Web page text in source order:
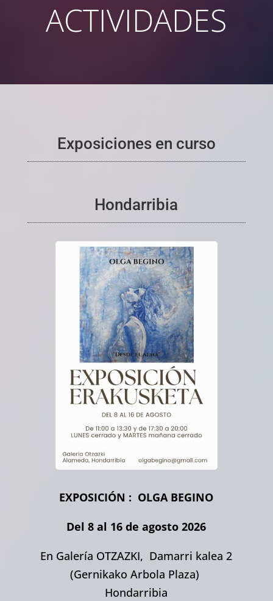
ACTIVIDADES
Exposiciones en curso
Hondarribia
EXPOSICIÓN : OLGA BEGINO
Del 8 al 16 de agosto 2026
En Galería OTZAZKI, Damarri kalea 2
(Gernikako Arbola Plaza)
Hondarribia